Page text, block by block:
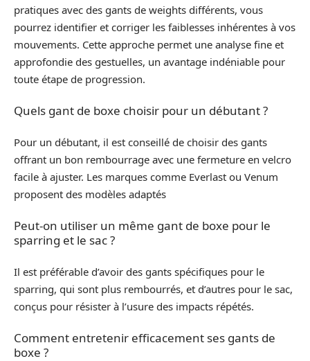
pratiques avec des gants de weights différents, vous
pourrez identifier et corriger les faiblesses inhérentes à vos
mouvements. Cette approche permet une analyse fine et
approfondie des gestuelles, un avantage indéniable pour
toute étape de progression.
Quels gant de boxe choisir pour un débutant ?
Pour un débutant, il est conseillé de choisir des gants
offrant un bon rembourrage avec une fermeture en velcro
facile à ajuster. Les marques comme Everlast ou Venum
proposent des modèles adaptés
Peut-on utiliser un même gant de boxe pour le
sparring et le sac ?
Il est préférable d’avoir des gants spécifiques pour le
sparring, qui sont plus rembourrés, et d’autres pour le sac,
conçus pour résister à l’usure des impacts répétés.
Comment entretenir efficacement ses gants de
boxe ?